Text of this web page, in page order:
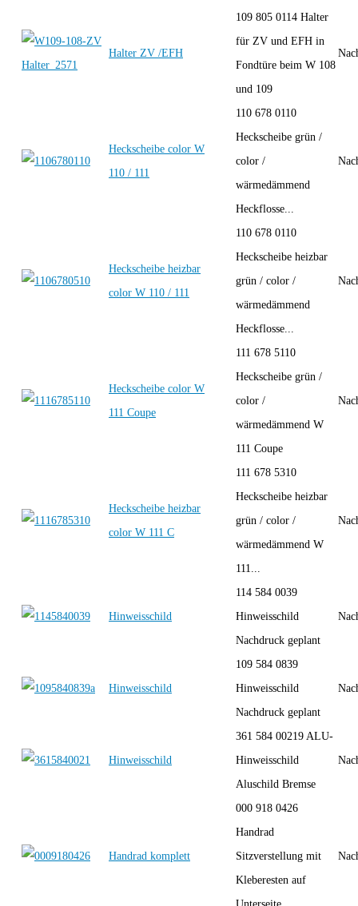
Halter ZV /EFH
109 805 0114 Halter
für ZV und EFH in
Fondtüre beim W 108
und 109
Heckscheibe color W
110 / 111
110 678 0110
Heckscheibe grün /
color /
wärmedämmend
Heckflosse...
Heckscheibe heizbar
color W 110 / 111
110 678 0110
Heckscheibe heizbar
grün / color /
wärmedämmend
Heckflosse...
Heckscheibe color W
111 Coupe
111 678 5110
Heckscheibe grün /
color /
wärmedämmend W
111 Coupe
Heckscheibe heizbar
color W 111 C
111 678 5310
Heckscheibe heizbar
grün / color /
wärmedämmend W
111...
Hinweisschild
114 584 0039
Hinweisschild
Nachdruck geplant
Hinweisschild
109 584 0839
Hinweisschild
Nachdruck geplant
Hinweisschild
361 584 00219 ALU-
Hinweisschild
Aluschild Bremse
Handrad komplett
000 918 0426
Handrad
Sitzverstellung mit
Kleberesten auf